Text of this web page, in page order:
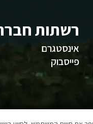
רשתות
אינסטגרם
פייסבוק